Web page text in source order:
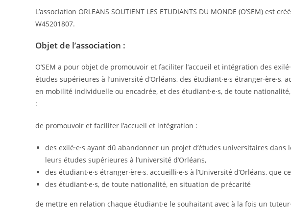
L’association ORLEANS SOUTIENT LES ETUDIANTS DU MONDE (O’SEM) est
W45201807.
Objet de l’association :
O’SEM a pour objet de promouvoir et faciliter l’accueil et intégration des
études supérieures à l’université d’Orléans, des étudiant·e·s étranger·ère·s,
en mobilité individuelle ou encadrée, et des étudiant·e·s, de toute
:
de promouvoir et faciliter l’accueil et intégration :
des exilé·e·s ayant dû abandonner un projet d’études universitaires
leurs études supérieures à l’université d’Orléans,
des étudiant·e·s étranger·ère·s, accueilli·e·s à l’Université d’Orléans,
des étudiant·e·s, de toute nationalité, en situation de précarité
de mettre en relation chaque étudiant·e le souhaitant avec à la fois un